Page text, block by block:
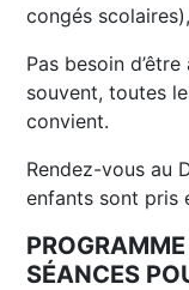
congés
Pas besoin
souvent, toutes
convient.
Rendez-vous au
enfants sont pris
SÉANCES